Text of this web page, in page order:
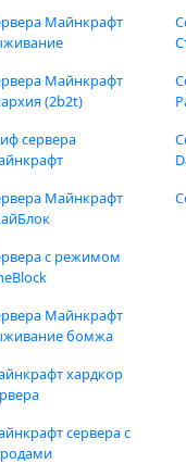
Майнкрафт
Майнкрафт
(2b2t)
сервера
Майнкрафт
с режимом
Майнкрафт
бомжа
хардкор
сервера с